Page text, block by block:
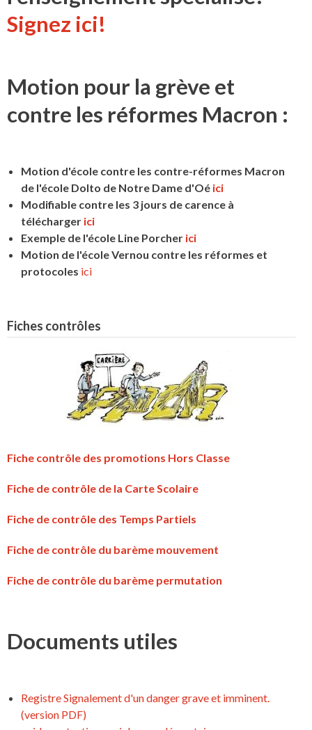
Signez ici!
Motion pour la grève et
contre les réformes Macron :
Motion d'école contre les contre-réformes Macron
de l'école Dolto de Notre Dame d'Oé ici
Modifiable contre les 3 jours de carence à
télécharger ici
Exemple de l'école Line Porcher ici
Motion de l'école Vernou contre les réformes et
protocoles ici
Fiches contrôles
Fiche contrôle des promotions Hors Classe
Fiche de contrôle de la Carte Scolaire
Fiche de contrôle des Temps Partiels
Fiche de contrôle du barème mouvement
Fiche de contrôle du barème permutation
Documents utiles
Registre Signalement d'un danger grave et imminent.
(version PDF)